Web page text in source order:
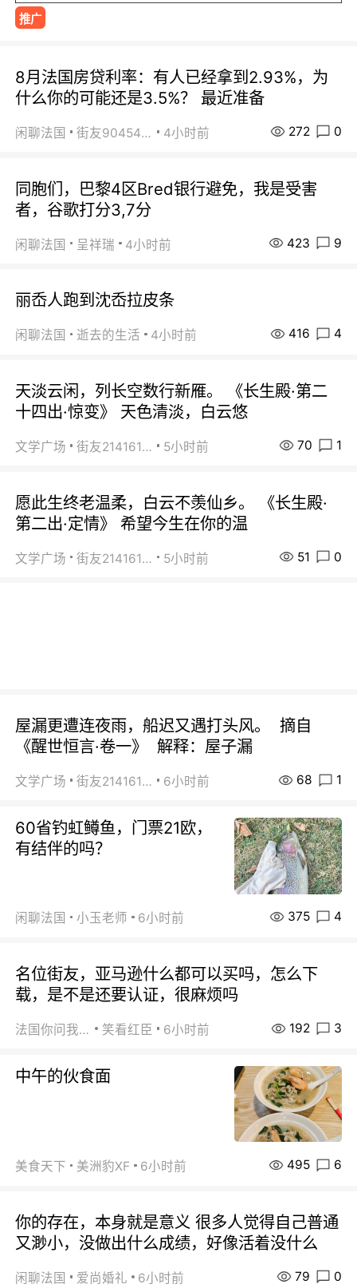
推广
8月法国房贷利率：有人已经拿到2.93%，为
什么你的可能还是3.5%？ 最近准备
闲聊法国 街友90454511 4小时前 272 0
同胞们，巴黎4区Bred银行避免，我是受害
者，谷歌打分3,7分
闲聊法国 呈祥瑞 4小时前 423 9
丽岙人跑到沈岙拉皮条
闲聊法国 逝去的生活 4小时前 416 4
天淡云闲，列长空数行新雁。 《长生殿·第二
十四出·惊变》 天色清淡，白云悠
文学广场 街友21416156 5小时前 70 1
愿此生终老温柔，白云不羡仙乡。 《长生殿·
第二出·定情》 希望今生在你的温
文学广场 街友21416156 5小时前 51 0
屋漏更遭连夜雨，船迟又遇打头风。 摘自
《醒世恒言·卷一》 解释：屋子漏
文学广场 街友21416156 6小时前 68 1
60省钓虹鳟鱼，门票21欧，
有结伴的吗？
闲聊法国 小玉老师 6小时前 375 4
名位街友，亚马逊什么都可以买吗，怎么下
载，是不是还要认证，很麻烦吗
法国你问我答 笑看红臣 6小时前 192 3
中午的伙食面
美食天下 美洲豹XF 6小时前 495 6
你的存在，本身就是意义 很多人觉得自己普通
又渺小，没做出什么成绩，好像活着没什么
闲聊法国 爱尚婚礼 6小时前 79 0